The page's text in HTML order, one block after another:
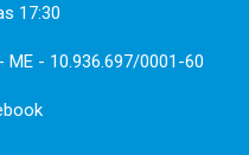
17:30
ME - 10.936.697/0001-60